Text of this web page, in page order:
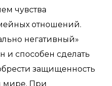
чувства
отношений.
негативный»
и способен сделать
защищенность
мире. При